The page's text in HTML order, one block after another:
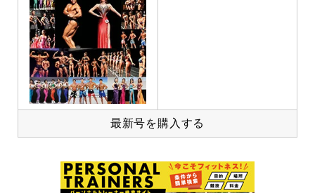
最新号を購入する